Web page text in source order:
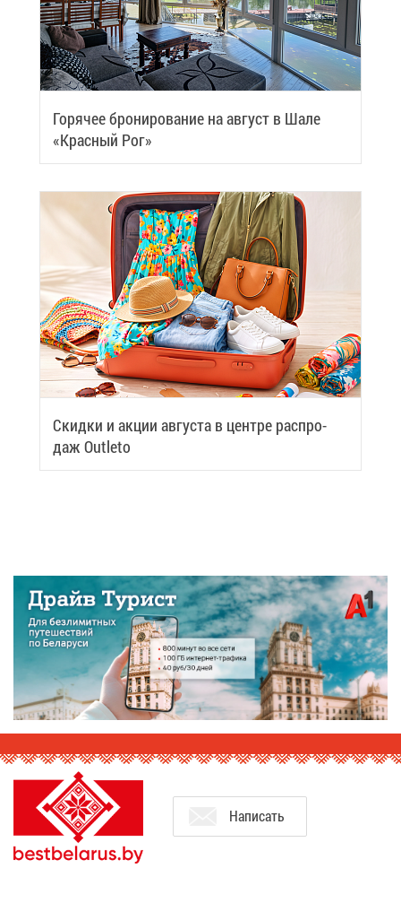
Го­ря­чее бро­ни­ро­ва­ние на ав­густ в Ша­ле
«Крас­ный Рог»
Скид­ки и ак­ции ав­гу­ста в цен­тре рас­про­
даж Outleto
На­пи­сать